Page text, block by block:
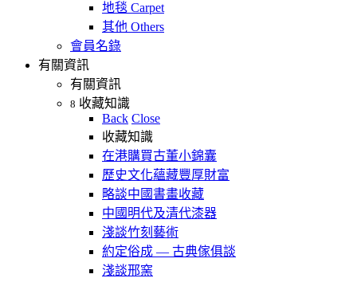
地毯 Carpet
其他 Others
會員名錄
有關資訊
有關資訊
8 收藏知識
Back Close
收藏知識
在港購買古董小錦囊
歷史文化蘊藏豐厚財富
略談中國書畫收藏
中國明代及清代漆器
淺談竹刻藝術
約定俗成 — 古典傢俱談
淺談邢窯